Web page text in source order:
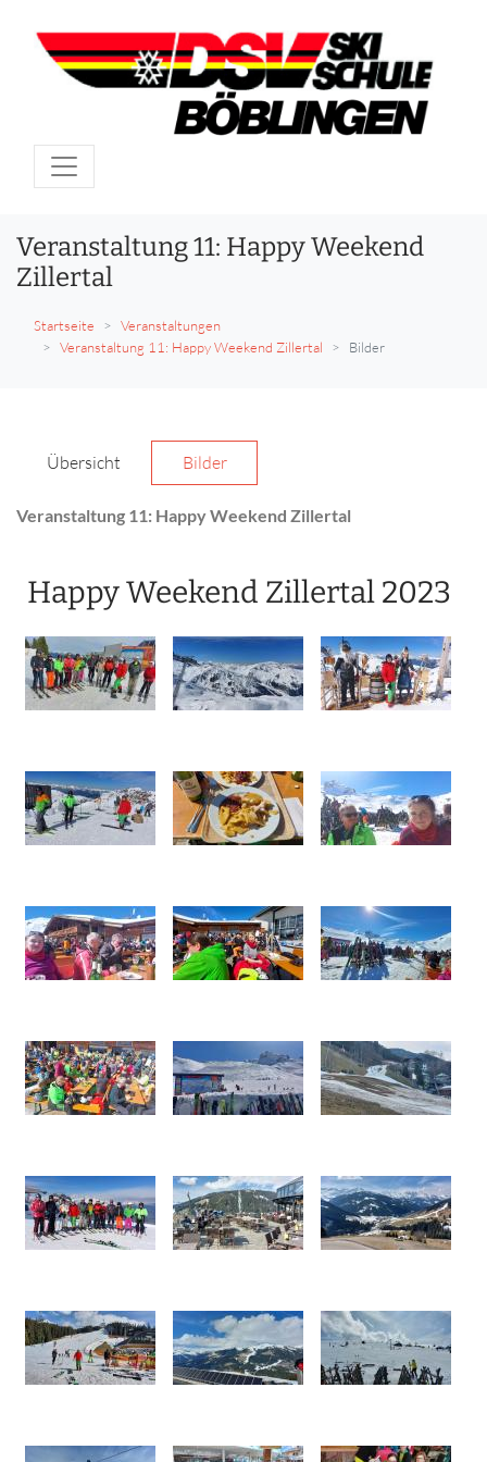
Veranstaltung 11: Happy Weekend
Zillertal
Startseite
Veranstaltungen
Veranstaltung 11: Happy Weekend Zillertal
Bilder
Übersicht Bilder
Veranstaltung 11: Happy Weekend Zillertal
Happy Weekend Zillertal 2023